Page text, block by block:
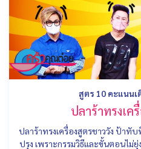
สูตร 10 คะแนนเ
ปลาร้าทรงเค
ปลาร้าทรงเครื่องสูตรชาววัง ป้าทั
ปรุง เพราะกรรมวิธีและขั้นตอนไม่